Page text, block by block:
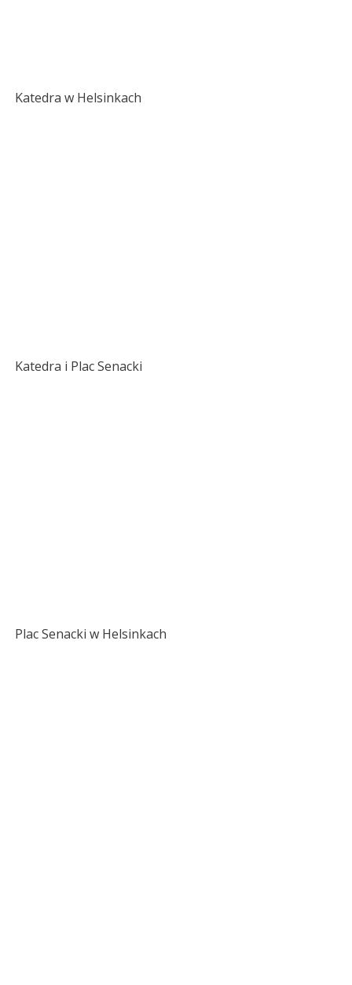
Katedra w Helsinkach
Katedra i Plac Senacki
Plac Senacki w Helsinkach